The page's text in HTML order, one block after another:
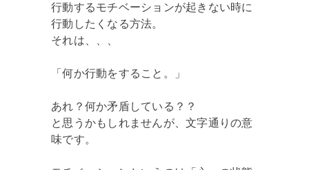
行動するモチベーションが起きない時に
行動したくなる方法。
それは、、、
「何か行動をすること。」
あれ？何か矛盾している？？
と思うかもしれませんが、文字通りの意
味です。